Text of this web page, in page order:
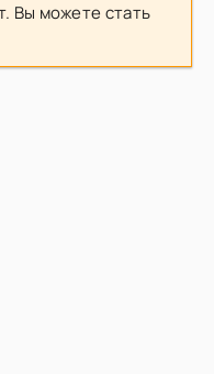
Вы можете стать